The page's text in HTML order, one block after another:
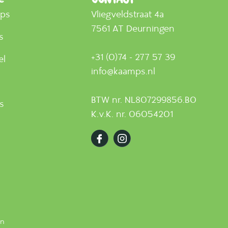
Vliegveldstraat 4a
7561 AT Deurningen
+31 (0)74 - 277 57 39
info@kaamps.nl
BTW nr. NL807299856.B0
K.v.K. nr. 06054201